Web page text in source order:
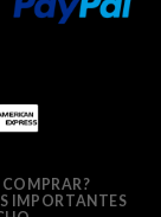
IMPORTANTES